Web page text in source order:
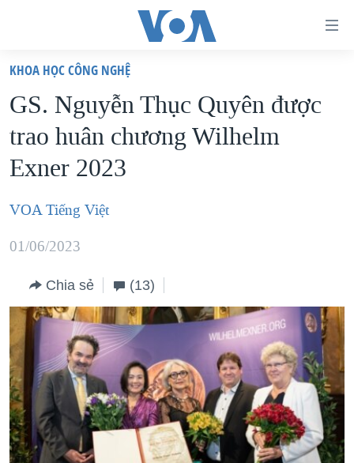
truy
cập
Tới
nội
chính
điều
hướng
chính
Đi
tới
"Tìm"
VIỆT NAM
HOA KỲ
BIỂN ĐÔNG
THẾ GIỚI
DIỄN ĐÀN
MỤC
TỰ DO BÁO CHÍ
VẠCH TRẦN TIN GIẢ
NGƯỜI VIỆT HẢI NGOẠI
ĐỜI SỐNG
KINH TẾ
KHOA HỌC
CHUYÊN ĐỀ
CHIẾN TRANH THƯƠNG MẠI CỦA MỸ: QUÁ KHỨ VÀ HIỆN
HÀNH TRÌNH BẦU CỬ 2024
MỘT NĂM CHIẾN TRANH TẠI DẢI GAZA
GIẢI MÃ VÀNH ĐAI & CON ĐƯỜNG
HỌC TIẾNG ANH
VIDEO
NGHE
MẠNG XÃ HỘI
KHOA HỌC CÔNG NGHỆ
GS. Nguyễn Thục Quyên được
trao huân chương Wilhelm
Exner 2023
VOA Tiếng Việt
01/06/2023
Chia sẻ (13)